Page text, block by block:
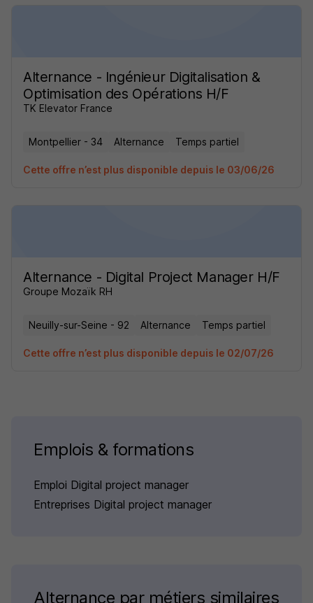
Alternance - Ingénieur Digitalisation &
Optimisation des Opérations H/F
TK Elevator France
Montpellier - 34 Alternance Temps partiel
Cette offre n’est plus disponible depuis le 03/06/26
Alternance - Digital Project Manager H/F
Groupe Mozaïk RH
Neuilly-sur-Seine - 92 Alternance Temps partiel
Cette offre n’est plus disponible depuis le 02/07/26
Emplois & formations
Emploi Digital project manager
Entreprises Digital project manager
Alternance par métiers similaires